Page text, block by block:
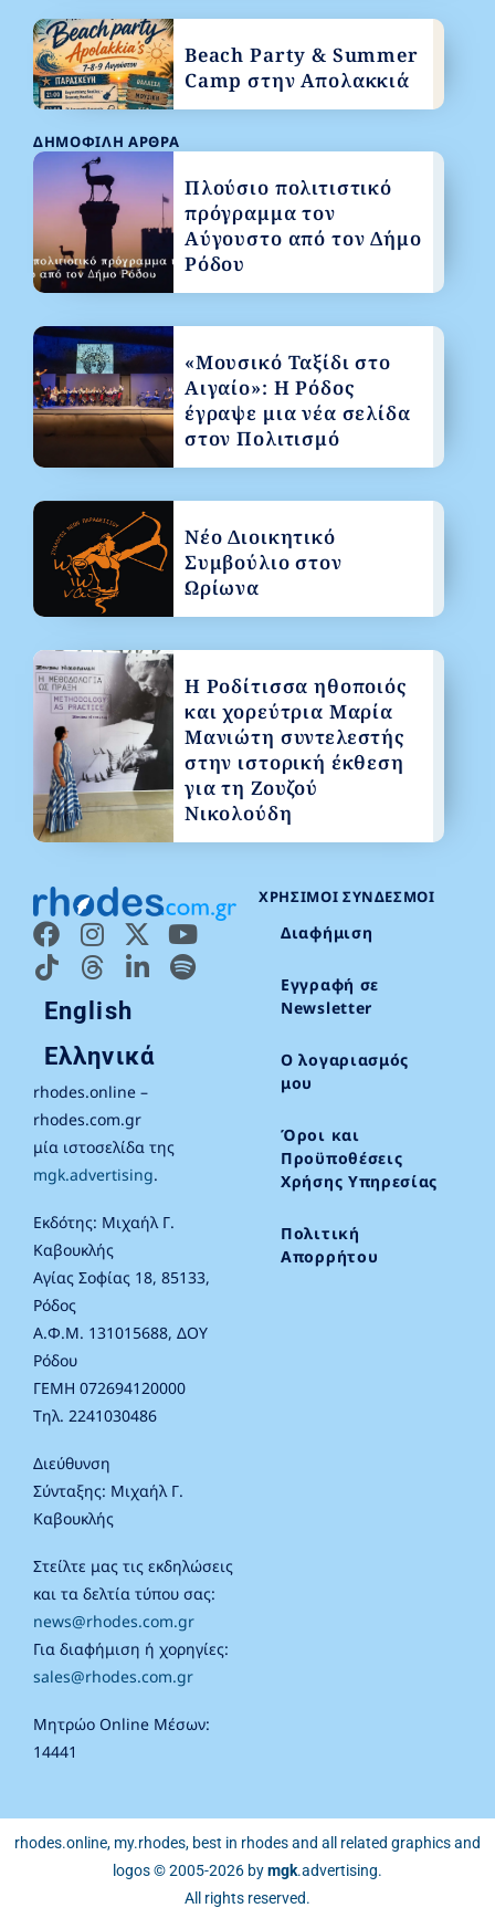
English
Ελληνικά
rhodes.online –
rhodes.com.gr
μία ιστοσελίδα της
mgk.advertising.
Εκδότης: Μιχαήλ Γ.
Καβουκλής
Αγίας Σοφίας 18, 85133,
Ρόδος
Α.Φ.Μ. 131015688, ΔΟΥ
Ρόδου
ΓΕΜΗ 072694120000
Τηλ. 2241030486
Διεύθυνση
Σύνταξης: Μιχαήλ Γ.
Καβουκλής
Στείλτε μας τις εκδηλώσεις
και τα δελτία τύπου σας:
news@rhodes.com.gr
Για διαφήμιση ή χορηγίες:
sales@rhodes.com.gr
Μητρώο Online Μέσων:
14441
ΧΡΉΣΙΜΟΙ ΣΎΝΔΕΣΜΟΙ
Διαφήμιση
Εγγραφή σε
Newsletter
Ο λογαριασμός
μου
Όροι και
Προϋποθέσεις
Χρήσης Υπηρεσίας
Πολιτική
Απορρήτου
ΔΗΜΟΦΙΛΉ ΆΡΘΡΑ
Πλούσιο πολιτιστικό
πρόγραμμα τον
Αύγουστο από τον Δήμο
Ρόδου
«Μουσικό Ταξίδι στο
Αιγαίο»: Η Ρόδος
έγραψε μια νέα σελίδα
στον Πολιτισμό
Νέο Διοικητικό
Συμβούλιο στον
Ωρίωνα
Η Ροδίτισσα ηθοποιός
και χορεύτρια Μαρία
Μανιώτη συντελεστής
στην ιστορική έκθεση
για τη Ζουζού
Νικολούδη
Beach Party & Summer
Camp στην Απολακκιά
rhodes.online, my.rhodes, best in rhodes and all related graphics and
logos © 2005-2026 bymgk.advertising.
All rights reserved.